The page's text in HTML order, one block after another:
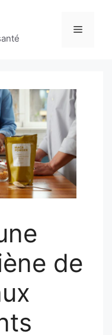
Menu
de